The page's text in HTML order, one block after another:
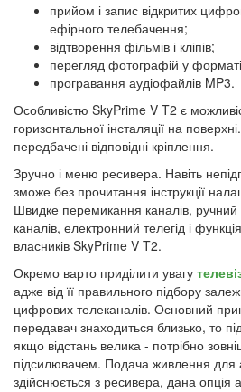
прийом і запис відкритих
ефірного телебачення;
відтворення фільмів і кліпів;
перегляд фотографій у
програвання аудіофайлів MP3.
Особливістю SkyPrime V T2 є
горизонтальної інсталяції на
передбачені відповідні кріплення.
Зручно і меню ресивера. Навіть
зможе без прочитання інструкції
Швидке перемикання каналів,
каналів, електронний телегід і
власників SkyPrime V T2.
Окремо варто приділити увагу
адже від її правильного підбору
цифрових телеканалів. Основний
передавач знаходиться близько, то
якщо відстань велика - потрібно
підсилювачем. Подача живлення для
здійснюється з ресивера, дана опція